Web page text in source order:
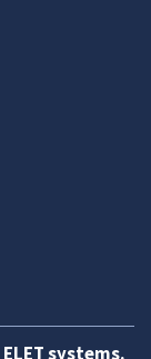
ELET systems.